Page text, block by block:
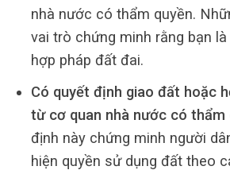
nhà nước có thẩm quyền.
vai trò chứng minh rằng bạn
hợp pháp đất đai.
Có quyết định giao đất hoặc
từ cơ quan nhà nước có thẩm
định này chứng minh người
hiện quyền sử dụng đất theo